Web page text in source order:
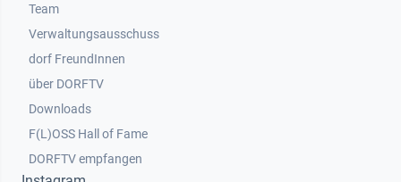
Team
Verwaltungsausschuss
dorf FreundInnen
Footer 3
über DORFTV
Downloads
F(L)OSS Hall of Fame
Footer 4
DORFTV empfangen